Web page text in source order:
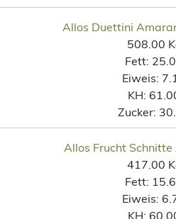
Allos Duettini
508.00
Fett:
Eiweis:
KH:
Zucker:
Allos Frucht
417.00
Fett:
Eiweis:
KH: